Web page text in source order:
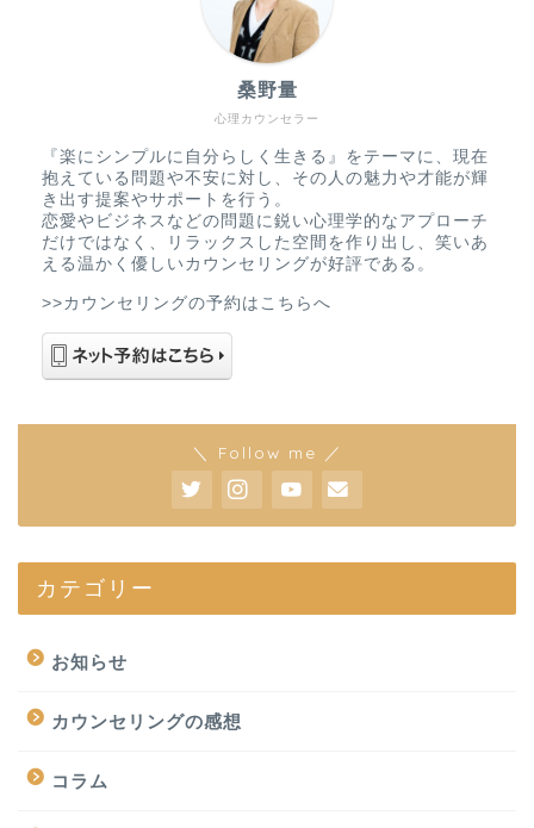
心理カウンセラー
桑野量
『楽にシンプルに自分らしく生きる』をテーマに、現在
抱えている問題や不安に対し、その人の魅力や才能が輝
き出す提案やサポートを行う。
恋愛やビジネスなどの問題に鋭い心理学的なアプローチ
だけではなく、リラックスした空間を作り出し、笑いあ
える温かく優しいカウンセリングが好評である。
>>カウンセリングの予約はこちらへ
＼ Follow me ／
カテゴリー
お知らせ
カウンセリングの感想
コラム